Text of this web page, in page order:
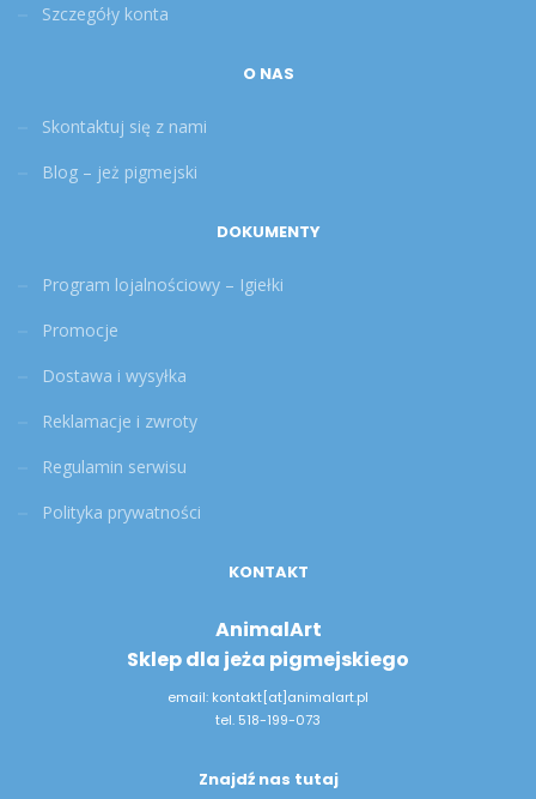
Szczegóły konta
O NAS
Skontaktuj się z nami
Blog – jeż pigmejski
DOKUMENTY
Program lojalnościowy – Igiełki
Promocje
Dostawa i wysyłka
Reklamacje i zwroty
Regulamin serwisu
Polityka prywatności
KONTAKT
AnimalArt
Sklep dla jeża pigmejskiego
email: kontakt[at]animalart.pl
tel. 518-199-073
Znajdź nas tutaj